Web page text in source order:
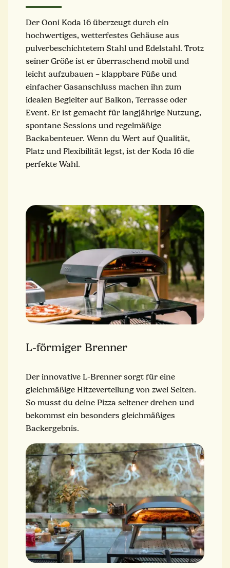
Der Ooni Koda 16 überzeugt durch ein
hochwertiges, wetterfestes Gehäuse aus
pulverbeschichtetem Stahl und Edelstahl. Trotz
seiner Größe ist er überraschend mobil und
leicht aufzubauen – klappbare Füße und
einfacher Gasanschluss machen ihn zum
idealen Begleiter auf Balkon, Terrasse oder
Event. Er ist gemacht für langjährige Nutzung,
spontane Sessions und regelmäßige
Backabenteuer. Wenn du Wert auf Qualität,
Platz und Flexibilität legst, ist der Koda 16 die
perfekte Wahl.
L-förmiger Brenner
Der innovative L-Brenner sorgt für eine
gleichmäßige Hitzeverteilung von zwei Seiten.
So musst du deine Pizza seltener drehen und
bekommst ein besonders gleichmäßiges
Backergebnis.